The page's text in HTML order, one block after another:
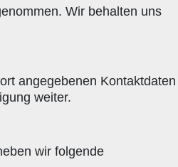
Wir behalten uns
angegebenen Kontaktdaten
weiter.
wir folgende